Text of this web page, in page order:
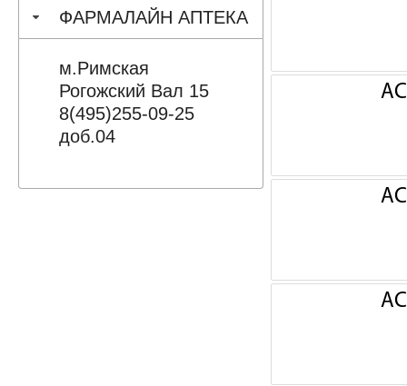
ФАРМАЛАЙН АПТЕКА
м.Римская
Рогожский Вал 15
8(495)255-09-25
доб.04